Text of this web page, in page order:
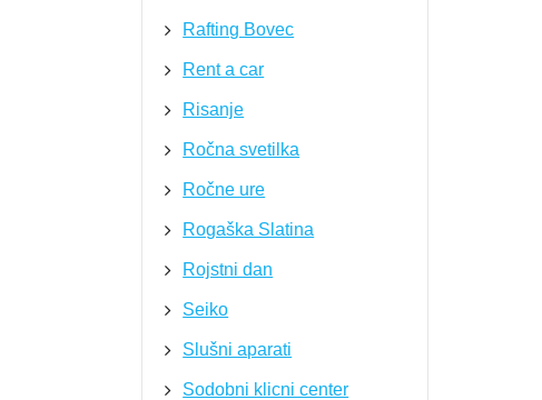
Rafting Bovec
Rent a car
Risanje
Ročna svetilka
Ročne ure
Rogaška Slatina
Rojstni dan
Seiko
Slušni aparati
Sodobni klicni center